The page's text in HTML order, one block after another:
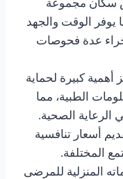
سكان مجموعة
يوفر الوقت والجهد
عدة فحوصات
أهمية كبيرة لحماية
الطبية، مما
الرعاية الصحية.
أسعار تنافسية
المختلفة.
المنزلية للمرضى